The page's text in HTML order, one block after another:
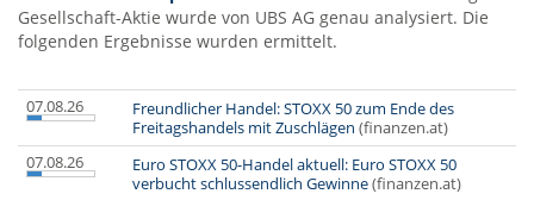
Gesellschaft-Aktie wurde von UBS AG genau analysiert. Die
folgenden Ergebnisse wurden ermittelt.
07.08.26
Freundlicher Handel: STOXX 50 zum Ende des
Freitagshandels mit Zuschlägen (finanzen.at)
07.08.26
Euro STOXX 50-Handel aktuell: Euro STOXX 50
verbucht schlussendlich Gewinne(finanzen.at)